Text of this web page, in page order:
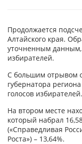
Продолжается
Алтайского края.
уточненным данным,
избирателей.
С большим отрывом
губернатора
голосов избирателей.
На втором месте
который набрал
(«Справедливая
Роста») – 13,64%.